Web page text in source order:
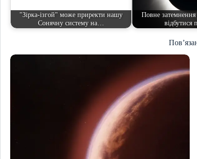
"Зірка-ізгой" може приректи нашу
Сонячну систему на…
Повне
відбутися